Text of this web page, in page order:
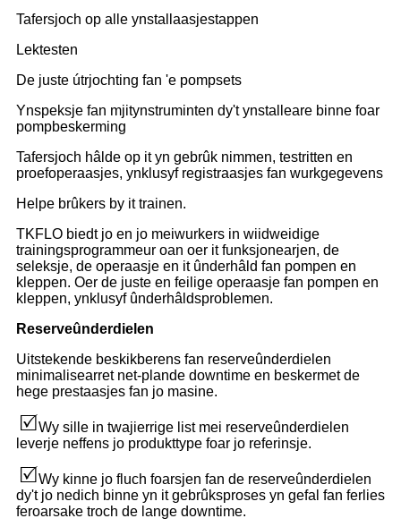
Tafersjoch op alle ynstallaasjestappen
Lektesten
De juste útrjochting fan 'e pompsets
Ynspeksje fan mjitynstruminten dy't ynstalleare binne foar
pompbeskerming
Tafersjoch hâlde op it yn gebrûk nimmen, testritten en
proefoperaasjes, ynklusyf registraasjes fan wurkgegevens
Helpe brûkers by it trainen.
TKFLO biedt jo en jo meiwurkers in wiidweidige
trainingsprogrammeur oan oer it funksjonearjen, de
seleksje, de operaasje en it ûnderhâld fan pompen en
kleppen. Oer de juste en feilige operaasje fan pompen en
kleppen, ynklusyf ûnderhâldsproblemen.
Reserveûnderdielen
Uitstekende beskikberens fan reserveûnderdielen
minimalisearret net-plande downtime en beskermet de
hege prestaasjes fan jo masine.
Wy sille in twajierrige list mei reserveûnderdielen
leverje neffens jo produkttype foar jo referinsje.
Wy kinne jo fluch foarsjen fan de reserveûnderdielen
dy't jo nedich binne yn it gebrûksproses yn gefal fan ferlies
feroarsake troch de lange downtime.